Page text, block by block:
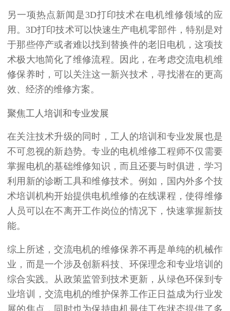
另一项热点新闻是3D打印技术在电机维修领域的应
用。3D打印技术可以快速生产电机零部件，特别是对
于那些停产或者难以找到替换件的老旧电机，这项技
术极大地简化了维修流程。因此，在考虑交流电机维
修保养时，可以关注这一新兴技术，寻找潜在的更高
效、经济的维修方案。
聚焦工人培训和专业发展
在关注技术升级的同时，工人的培训和专业发展也是
不可忽视的新趋势。专业的电机维修工程师不仅需要
掌握电机的基础维修知识，而且还要与时俱进，学习
利用新的诊断工具和维修技术。例如，国内外多个技
术培训机构开始提供电机维修的在线课程，使得维修
人员可以在不离开工作岗位的情况下，快速掌握新技
能。
综上所述，交流电机的维修保养不再是单纯的机械作
业，而是一个涉及创新科技、环保理念和专业培训的
综合实践。从政策监管到技术更新，从绿色环保到专
业培训，交流电机的维护保养工作正日益成为行业发
展的焦点，同时也为保持电机最佳工作状态提供了多